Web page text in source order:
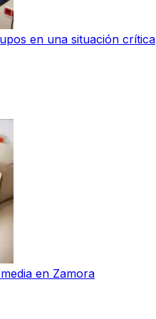
en una situación crítica
en Zamora